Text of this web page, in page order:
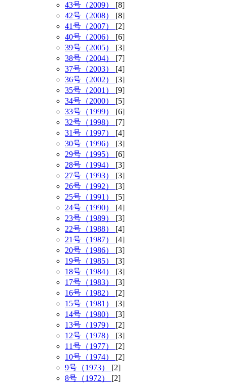
43号（2009） [8]
42号（2008） [8]
41号（2007） [2]
40号（2006） [6]
39号（2005） [3]
38号（2004） [7]
37号（2003） [4]
36号（2002） [3]
35号（2001） [9]
34号（2000） [5]
33号（1999） [6]
32号（1998） [7]
31号（1997） [4]
30号（1996） [3]
29号（1995） [6]
28号（1994） [3]
27号（1993） [3]
26号（1992） [3]
25号（1991） [5]
24号（1990） [4]
23号（1989） [3]
22号（1988） [4]
21号（1987） [4]
20号（1986） [3]
19号（1985） [3]
18号（1984） [3]
17号（1983） [3]
16号（1982） [2]
15号（1981） [3]
14号（1980） [3]
13号（1979） [2]
12号（1978） [3]
11号（1977） [2]
10号（1974） [2]
9号（1973） [2]
8号（1972） [2]